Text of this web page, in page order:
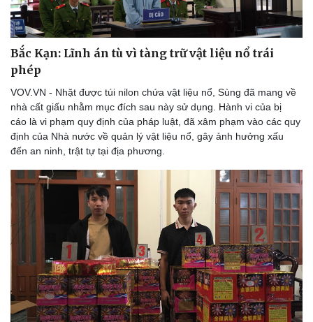
Thể thao
Bóng đá
Lịch thi đấu bóng đá
Thế giới thể thao
eSports
Hậu trường
Ô tô - Xe máy
Xe máy
Bắc Kạn: Lĩnh án tù vì tàng trữ vật liệu nổ trái
phép
VOV.VN - Nhặt được túi nilon chứa vật liệu nổ, Sùng đã mang về
nhà cất giấu nhằm mục đích sau này sử dụng. Hành vi của bị
cáo là vi phạm quy định của pháp luật, đã xâm phạm vào các quy
định của Nhà nước về quản lý vật liệu nổ, gây ảnh hưởng xấu
đến an ninh, trật tự tại địa phương.